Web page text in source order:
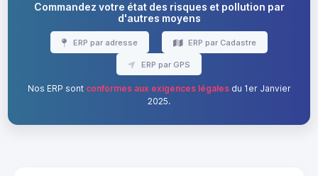
Commandez votre état des risques et pollution par
d'autres moyens
ERP par adresse ERP par Cadastre
ERP par GPS
Nos ERP sont conformes aux exigences légalesdu 1er Janvier
2025.